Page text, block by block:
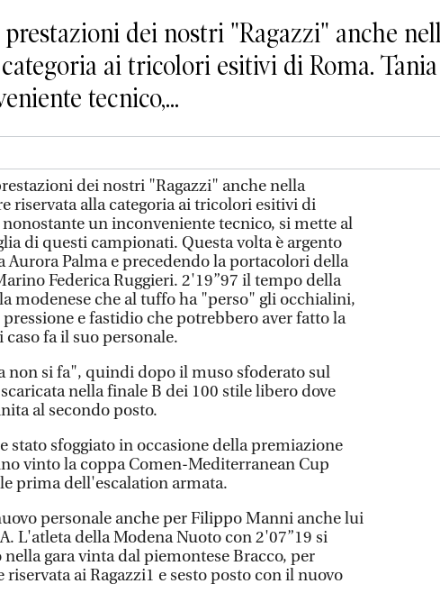
dei nostri "Ragazzi" anche
ai tricolori esitivi di Roma.
tecnico,...
dei nostri "Ragazzi" anche nella
riservata alla categoria ai tricolori esitivi di
un inconveniente tecnico, si mette al
di questi campionati. Questa volta è argento
Aurora Palma e precedendo la portacolori della
Federica Ruggieri. 2'19”97 il tempo della
modenese che al tuffo ha "perso" gli occhialini,
e fastidio che potrebbero aver fatto la
fa il suo personale.
non si fa", quindi dopo il muso sfoderato sul
nella finale B dei 100 stile libero dove
al secondo posto.
stato sfoggiato in occasione della premiazione
vinto la coppa Comen-Mediterranean Cup
prima dell'escalation armata.
personale anche per Filippo Manni anche lui
L'atleta della Modena Nuoto con 2'07”19 si
nella gara vinta dal piemontese Bracco, per
ai Ragazzi1 e sesto posto con il nuovo